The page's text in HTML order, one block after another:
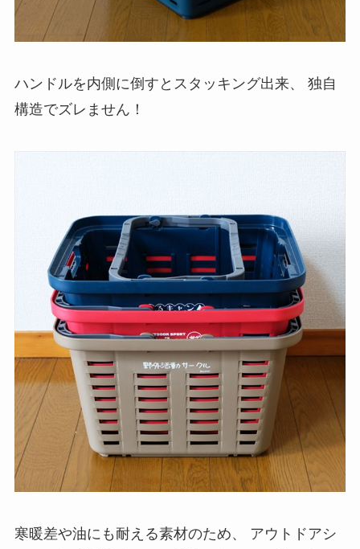
ハンドルを内側に倒すとスタッキング出来、 独自
構造でズレません！
寒暖差や油にも耐える素材のため、 アウトドアシ